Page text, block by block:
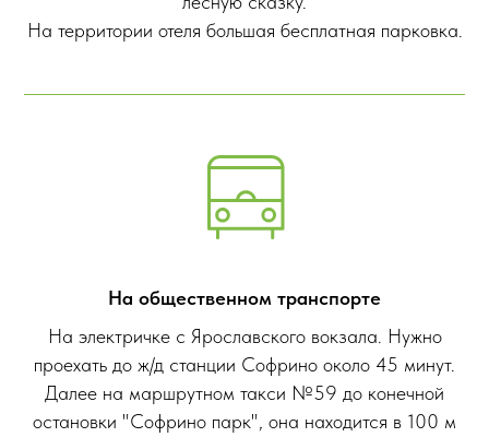
На территории отеля большая бесплатная парковка.
На общественном транспорте
На электричке с Ярославского вокзала. Нужно
проехать до ж/д станции Софрино около 45 минут.
Далее на маршрутном такси №59 до конечной
остановки "Софрино парк", она находится в 100 м